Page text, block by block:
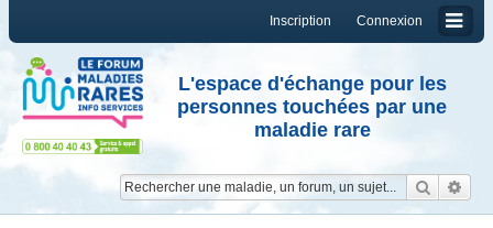
Connexion
Inscription
L'espace d'échange pour les
personnes touchées par une
maladie rare